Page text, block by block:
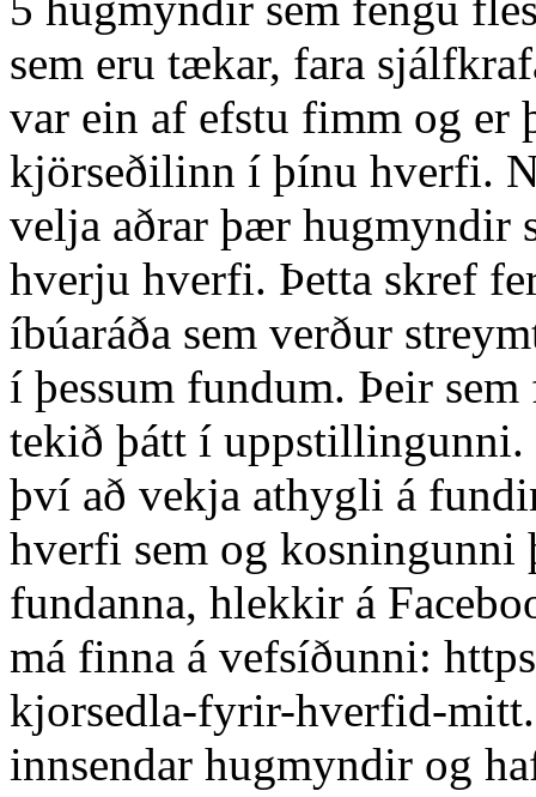
sem eru tækar, fara
var ein af efstu fimm og er
kjörseðilinn í þínu hverfi.
velja aðrar þær hugmyndir
hverju hverfi. Þetta skref
íbúaráða sem verður
í þessum fundum. Þeir
tekið þátt í
því að vekja athygli á
hverfi sem og kosningunni
fundanna, hlekkir á
má finna á vefsíðunni:
kjorsedla-fyrir-hverfid-
innsendar hugmyndir og